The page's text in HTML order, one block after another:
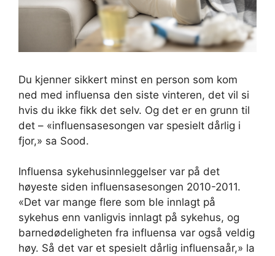
Du kjenner sikkert minst en person som kom
ned med influensa den siste vinteren, det vil si
hvis du ikke fikk det selv. Og det er en grunn til
det – «influensasesongen var spesielt dårlig i
fjor,» sa Sood.
Influensa sykehusinnleggelser var på det
høyeste siden influensasesongen 2010-2011.
«Det var mange flere som ble innlagt på
sykehus enn vanligvis innlagt på sykehus, og
barnedødeligheten fra influensa var også veldig
høy. Så det var et spesielt dårlig influensaår,» la